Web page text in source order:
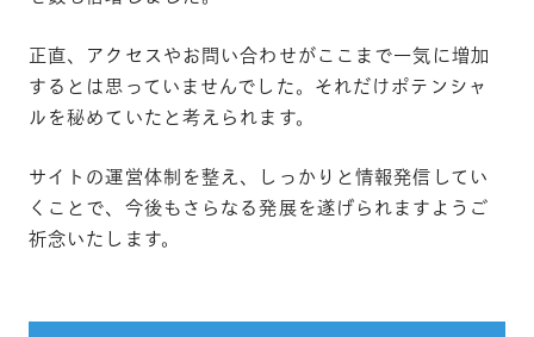
正直、アクセスやお問い合わせがここまで一気に増加
するとは思っていませんでした。それだけポテンシャ
ルを秘めていたと考えられます。
サイトの運営体制を整え、しっかりと情報発信してい
くことで、今後もさらなる発展を遂げられますようご
祈念いたします。